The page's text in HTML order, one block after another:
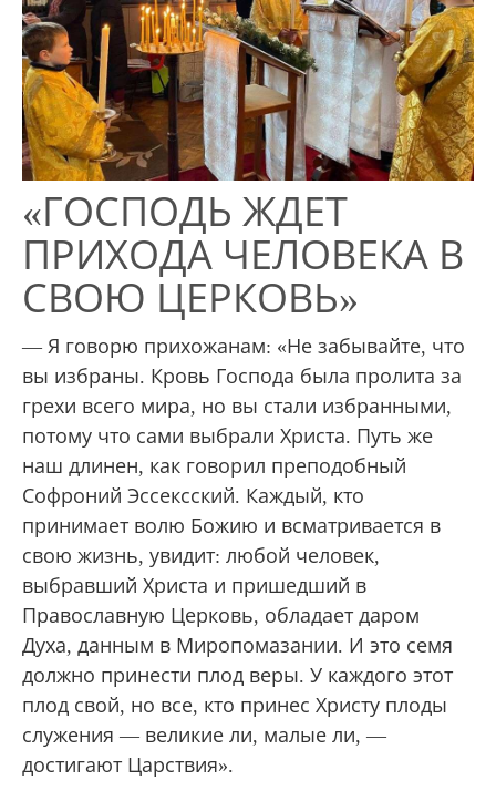
«ГОСПОДЬ ЖДЕТ
ПРИХОДА ЧЕЛОВЕКА В
СВОЮ ЦЕРКОВЬ»
— Я говорю прихожанам: «Не забывайте, что
вы избраны. Кровь Господа была пролита за
грехи всего мира, но вы стали избранными,
потому что сами выбрали Христа. Путь же
наш длинен, как говорил преподобный
Софроний Эссексский. Каждый, кто
принимает волю Божию и всматривается в
свою жизнь, увидит: любой человек,
выбравший Христа и пришедший в
Православную Церковь, обладает даром
Духа, данным в Миропомазании. И это семя
должно принести плод веры. У каждого этот
плод свой, но все, кто принес Христу плоды
служения — великие ли, малые ли, —
достигают Царствия».